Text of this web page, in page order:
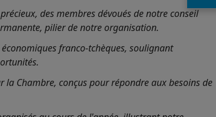
des membres dévoués de notre conseil
pilier de notre organisation.
franco-tchèques, soulignant
la Chambre, conçus pour répondre aux besoins de